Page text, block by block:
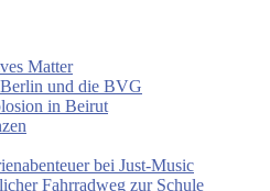
Matter
und die BVG
in Beirut
bei Just-Music
Fahrradweg zur Schule